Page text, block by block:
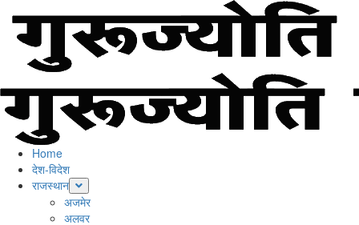
content
Menu
Home
देश-विदेश
राजस्थान
अजमेर
अलवर